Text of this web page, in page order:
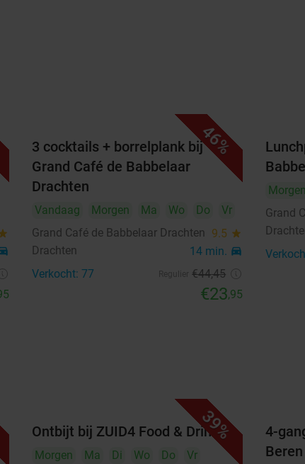
46%
3 cocktails + borrelplank bij
Grand Café de Babbelaar
Drachten
Vandaag Morgen Ma Wo Do
Vr
Grand Café de Babbelaar Drachten 9.5 star
Drachten 14 min. directions_car
Verkocht: 77 €44,45
€23,95
Morgen
Grand
39%
Ontbijt bij ZUID4 Food & Drinks
Morgen Ma Di Wo Do Vr
4-
Beren
1
3 4 5 6 7 8 9
16
17 18 19 20 21 22 23
24 25 26 27 28 29 30
31
12
14 15 16 17 18 19 20
21 22 24 25 26 27